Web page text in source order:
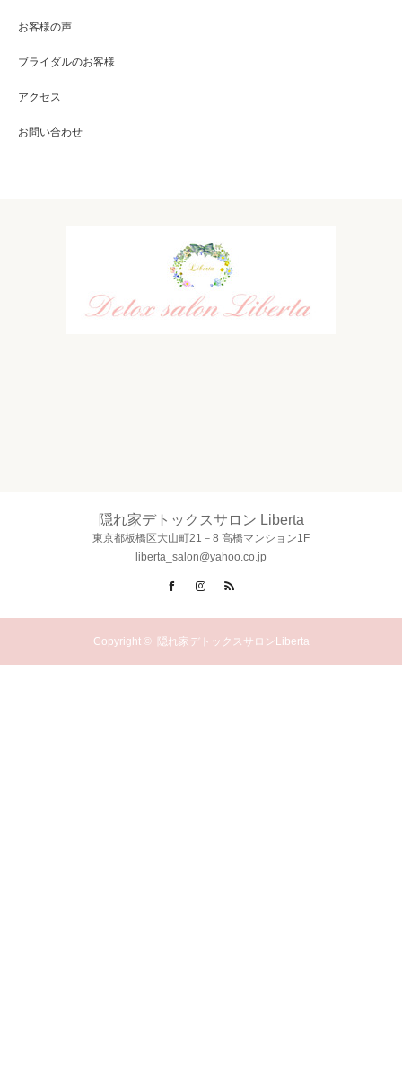
お客様の声
ブライダルのお客様
アクセス
お問い合わせ
隠れ家デトックスサロン Liberta
東京都板橋区大山町21－8 高橋マンション1F
liberta_salon@yahoo.co.jp
FacebookInstagram
Copyright © 隠れ家デトックスサロンLiberta